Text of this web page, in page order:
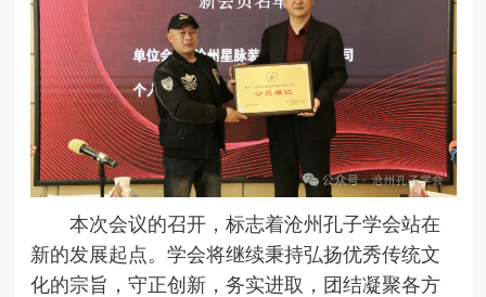
本次会议的召开，标志着沧州孔子学会站在
新的发展起点。学会将继续秉持弘扬优秀传统文
化的宗旨，守正创新，务实进取，团结凝聚各方